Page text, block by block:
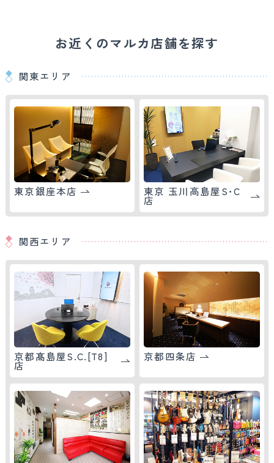
お近くのマルカ店舗を探す
関東エリア
東京銀座本店 東京 玉川高島屋S･C
店
関西エリア
京都髙島屋S.C.[T8]
店
京都四条店